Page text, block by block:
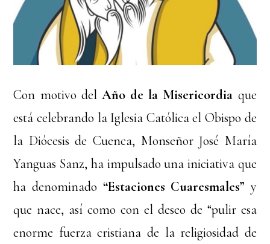
Con motivo del Año de la Misericordia que
está celebrando la Iglesia Católica el Obispo de
la Diócesis de Cuenca, Monseñor José María
Yanguas Sanz, ha impulsado una iniciativa que
ha denominado “Estaciones Cuaresmales” y
que nace, así como con el deseo de “pulir esa
enorme fuerza cristiana de la religiosidad de